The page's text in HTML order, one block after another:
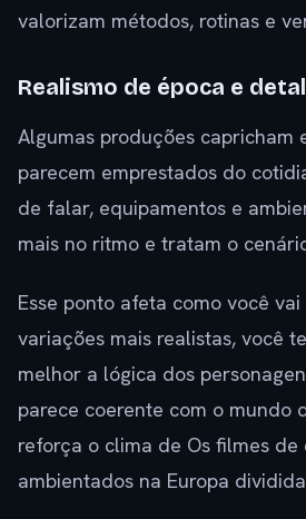
valorizam métodos, rotinas e
Realismo de época e
Algumas produções capricham
parecem emprestados do
de falar, equipamentos e
mais no ritmo e tratam o
Esse ponto afeta como você
variações mais realistas, você
melhor a lógica dos
parece coerente com o mundo
reforça o clima de Os filmes de
ambientados na Europa